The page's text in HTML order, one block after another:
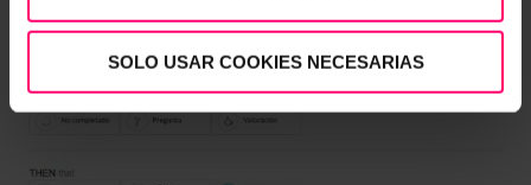
SOLO USAR COOKIES NECESARIAS